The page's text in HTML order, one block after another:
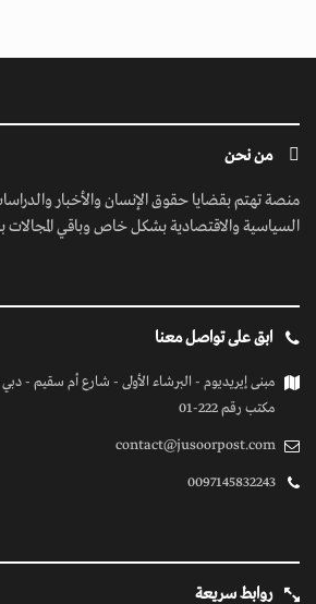
من نحن
منصة تهتم بقضايا حقوق الإنسان والأخبار
السياسية والاقتصادية بشكل خاص وباقي
ابق على تواصل معنا
مبنى إيريديوم - البرشاء الأولى - شارع أم سقيم - دبي
مكتب رقم 222-01
contact@jusoorpost.com
0097145832243
روابط سريعة